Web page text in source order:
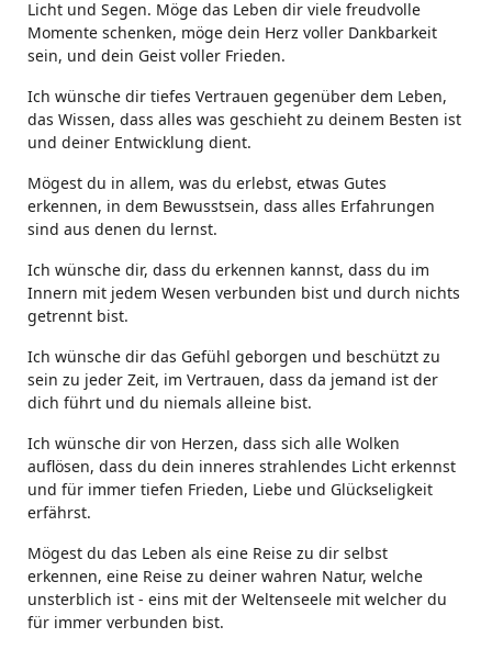
Licht und Segen. Möge das Leben dir viele freudvolle
Momente schenken, möge dein Herz voller Dankbarkeit
sein, und dein Geist voller Frieden.
Ich wünsche dir tiefes Vertrauen gegenüber dem Leben,
das Wissen, dass alles was geschieht zu deinem Besten ist
und deiner Entwicklung dient.
Mögest du in allem, was du erlebst, etwas Gutes
erkennen, in dem Bewusstsein, dass alles Erfahrungen
sind aus denen du lernst.
Ich wünsche dir, dass du erkennen kannst, dass du im
Innern mit jedem Wesen verbunden bist und durch nichts
getrennt bist.
Ich wünsche dir das Gefühl geborgen und beschützt zu
sein zu jeder Zeit, im Vertrauen, dass da jemand ist der
dich führt und du niemals alleine bist.
Ich wünsche dir von Herzen, dass sich alle Wolken
auflösen, dass du dein inneres strahlendes Licht erkennst
und für immer tiefen Frieden, Liebe und Glückseligkeit
erfährst.
Mögest du das Leben als eine Reise zu dir selbst
erkennen, eine Reise zu deiner wahren Natur, welche
unsterblich ist - eins mit der Weltenseele mit welcher du
für immer verbunden bist.